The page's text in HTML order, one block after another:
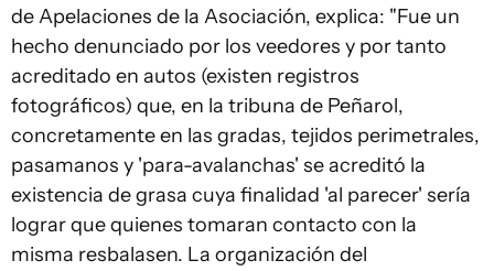
de Apelaciones de la Asociación, explica: "Fue un
hecho denunciado por los veedores y por tanto
acreditado en autos (existen registros
fotográficos) que, en la tribuna de Peñarol,
concretamente en las gradas, tejidos perimetrales,
pasamanos y 'para-avalanchas' se acreditó la
existencia de grasa cuya finalidad 'al parecer' sería
lograr que quienes tomaran contacto con la
misma resbalasen. La organización del